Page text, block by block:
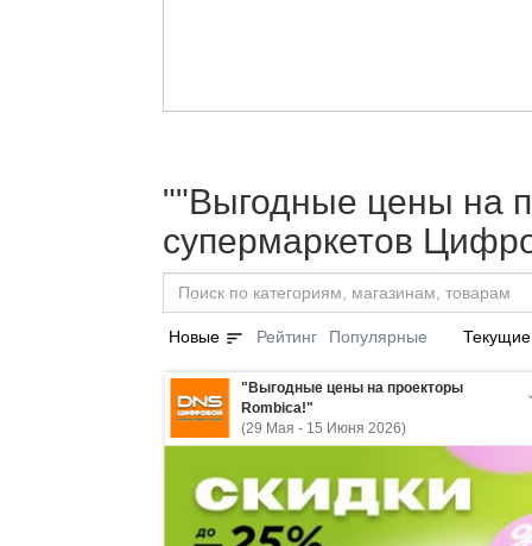
""Выгодные цены на
супермаркетов
Новые sort Рейтинг Популярные Текущие
"Выгодные цены на проекторы
Rombica!"
(29 Мая - 15 Июня 2026)